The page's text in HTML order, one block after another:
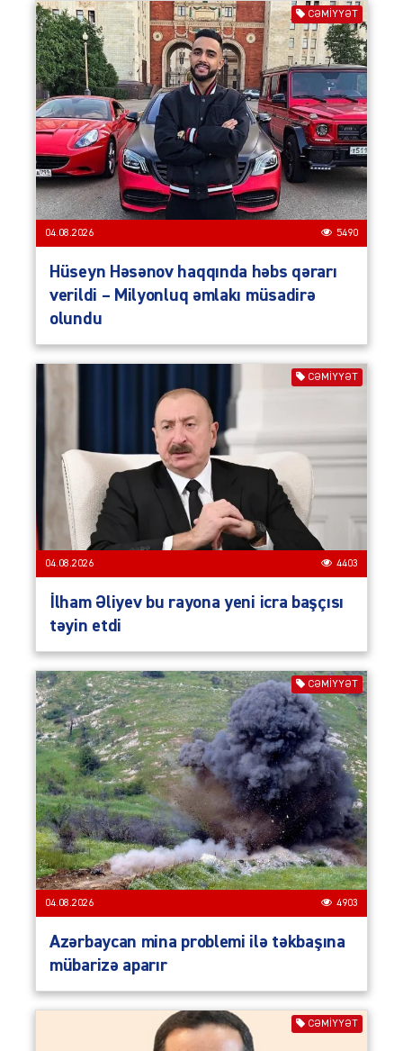
CƏMIYYƏT
04.08.2026 5490
Hüseyn Həsənov haqqında həbs qərarı
verildi – Milyonluq əmlakı müsadirə
olundu
CƏMIYYƏT
04.08.2026 4403
İlham Əliyev bu rayona yeni icra başçısı
təyin etdi
CƏMIYYƏT
04.08.2026 4903
Azərbaycan mina problemi ilə təkbaşına
mübarizə aparır
CƏMIYYƏT